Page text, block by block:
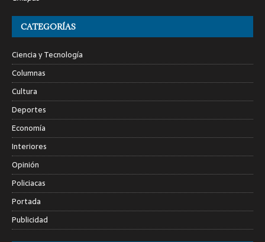
CATEGORÍAS
Ciencia y Tecnología
Columnas
Cultura
Deportes
Economía
Interiores
Opinión
Policiacas
Portada
Publicidad